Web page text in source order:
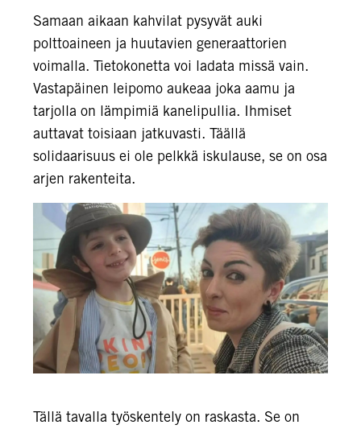
Samaan aikaan kahvilat pysyvät auki
polttoaineen ja huutavien generaattorien
voimalla. Tietokonetta voi ladata missä vain.
Vastapäinen leipomo aukeaa joka aamu ja
tarjolla on lämpimiä kanelipullia. Ihmiset
auttavat toisiaan jatkuvasti. Täällä
solidaarisuus ei ole pelkkä iskulause, se on osa
arjen rakenteita.
Tällä tavalla työskentely on raskasta. Se on